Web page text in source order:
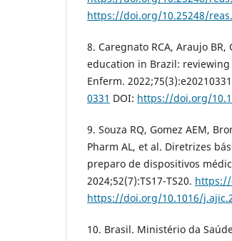
https://doi.org/10.25248/
8. Caregnato RCA, Araujo
education in Brazil:
Enferm.
0331 DOI: https://doi.org/
9. Souza RQ, Gomez AEM,
Pharm AL, et al. Diretrizes
preparo de dispositivos
2024;52(7):TS17-TS20. https://
https://doi.org/10.1016/
10. Brasil. Ministério da